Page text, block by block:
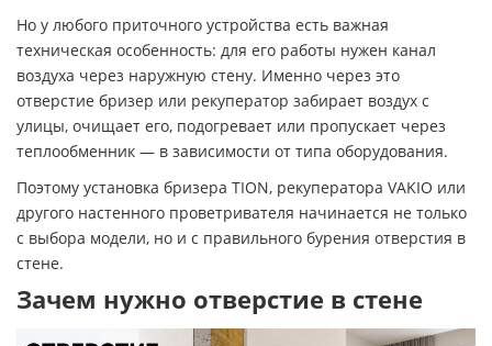
Но у любого приточного устройства есть важная
техническая особенность: для его работы нужен канал
воздуха через наружную стену. Именно через это
отверстие бризер или рекуператор забирает воздух с
улицы, очищает его, подогревает или пропускает через
теплообменник — в зависимости от типа оборудования.
Поэтому установка бризера TION, рекуператора VAKIO или
другого настенного проветривателя начинается не только
с выбора модели, но и с правильного бурения отверстия в
стене.
Зачем нужно отверстие в стене